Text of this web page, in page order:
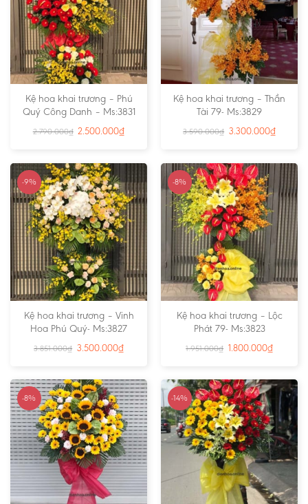
Kệ hoa khai trương – Phú
Quý Công Danh – Ms:3831
2.790.000₫ 2.500.000₫
Kệ hoa khai trương – Thần
Tài 79- Ms:3829
3.590.000₫ 3.300.000₫
-9%
Kệ hoa khai trương – Vinh
Hoa Phú Quý- Ms:3827
3.851.000₫ 3.500.000₫
-8%
Kệ hoa khai trương – Lộc
Phát 79- Ms:3823
1.951.000₫ 1.800.000₫
-8% -14%